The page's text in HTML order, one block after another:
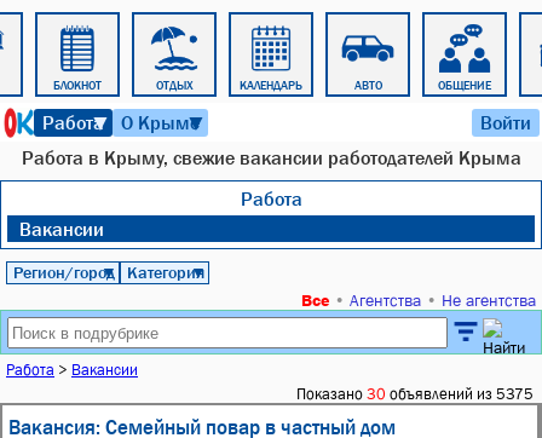
БЛОКНОТ ОТДЫХ КАЛЕНДАРЬ АВТО ОБЩЕНИЕ
Работа
▼ О Крыме
▼ Войти
Работа в Крыму, свежие вакансии работодателей Крыма
Работа
Вакансии
Регион/город
▼ Категория
▼
Все • Агентства • Не агентства
Работа > Вакансии
Показано 30 объявлений из 5375
Вакансия: Семейный повар в частный дом